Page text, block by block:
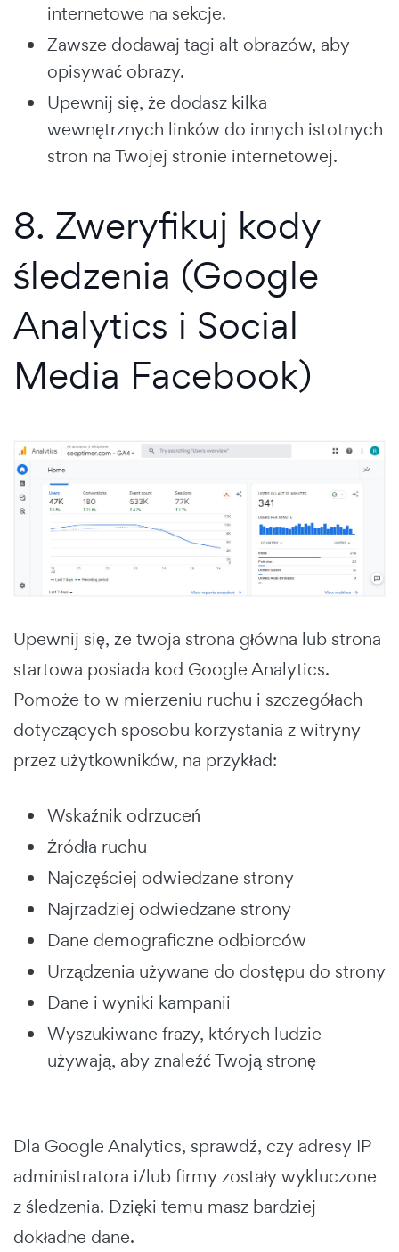
internetowe na sekcje.
Zawsze dodawaj tagi alt obrazów, aby
opisywać obrazy.
Upewnij się, że dodasz kilka
wewnętrznych linków do innych istotnych
stron na Twojej stronie internetowej.
8. Zweryfikuj kody
śledzenia (Google
Analytics i Social
Media Facebook)
Upewnij się, że twoja strona główna lub strona
startowa posiada kod Google Analytics.
Pomoże to w mierzeniu ruchu i szczegółach
dotyczących sposobu korzystania z witryny
przez użytkowników, na przykład:
Wskaźnik odrzuceń
Źródła ruchu
Najczęściej odwiedzane strony
Najrzadziej odwiedzane strony
Dane demograficzne odbiorców
Urządzenia używane do dostępu do strony
Dane i wyniki kampanii
Wyszukiwane frazy, których ludzie
używają, aby znaleźć Twoją stronę
Dla Google Analytics, sprawdź, czy adresy IP
administratora i/lub firmy zostały wykluczone
z śledzenia. Dzięki temu masz bardziej
dokładne dane.